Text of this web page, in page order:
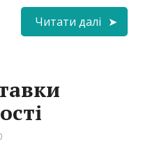
Читати далі